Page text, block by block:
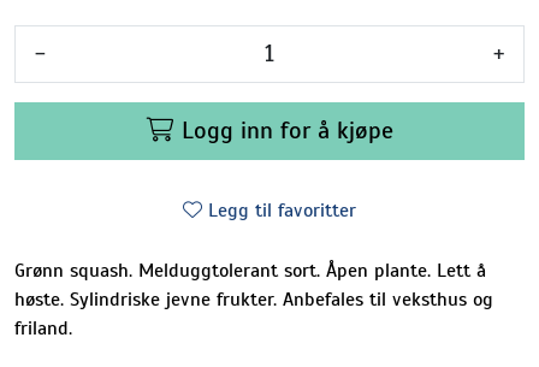
- +
Logg inn for å kjøpe
Legg til favoritter
Grønn squash. Melduggtolerant sort. Åpen plante. Lett å
høste. Sylindriske jevne frukter. Anbefales til veksthus og
friland.